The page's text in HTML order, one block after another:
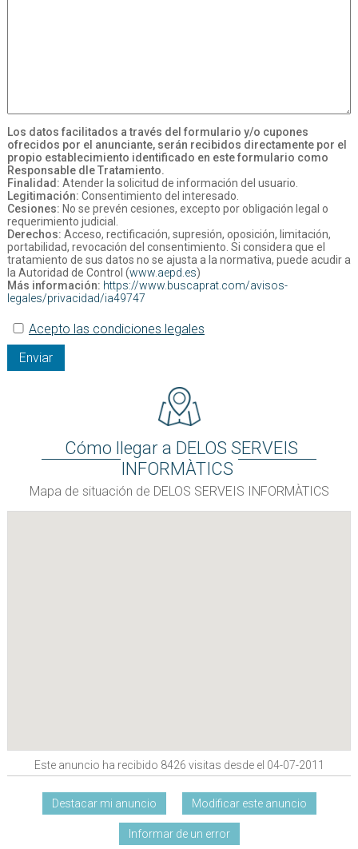
Los datos facilitados a través del formulario y/o cupones
ofrecidos por el anunciante, serán recibidos directamente por el
propio establecimiento identificado en este formulario como
Responsable dle Tratamiento.
Finalidad: Atender la solicitud de información del usuario.
Legitimación: Consentimiento del interesado.
Cesiones: No se prevén cesiones, excepto por obligación legal o
requerimiento judicial.
Derechos: Acceso, rectificación, supresión, oposición, limitación,
portabilidad, revocación del consentimiento. Si considera que el
tratamiento de sus datos no se ajusta a la normativa, puede acudir a
la Autoridad de Control (www.aepd.es)
Más información: https://www.buscaprat.com/avisos-
legales/privacidad/ia49747
Acepto las condiciones legales
Enviar
Cómo llegar a DELOS SERVEIS
INFORMÀTICS
Mapa de situación de DELOS SERVEIS INFORMÀTICS
Este anuncio ha recibido 8426 visitas desde el 04-07-2011
Destacar mi anuncio Modificar este anuncio
Informar de un error